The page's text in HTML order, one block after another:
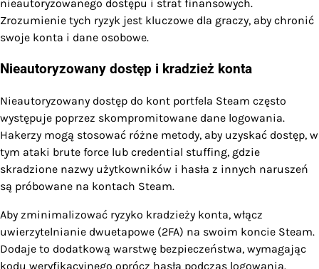
nieautoryzowanego dostępu i strat finansowych.
Zrozumienie tych ryzyk jest kluczowe dla graczy, aby chronić
swoje konta i dane osobowe.
Nieautoryzowany dostęp i kradzież konta
Nieautoryzowany dostęp do kont portfela Steam często
występuje poprzez skompromitowane dane logowania.
Hakerzy mogą stosować różne metody, aby uzyskać dostęp, w
tym ataki brute force lub credential stuffing, gdzie
skradzione nazwy użytkowników i hasła z innych naruszeń
są próbowane na kontach Steam.
Aby zminimalizować ryzyko kradzieży konta, włącz
uwierzytelnianie dwuetapowe (2FA) na swoim koncie Steam.
Dodaje to dodatkową warstwę bezpieczeństwa, wymagając
kodu weryfikacyjnego oprócz hasła podczas logowania.